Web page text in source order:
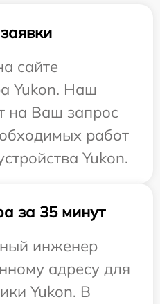
сайте
Yukon. Наш
на Ваш запрос
работ
Yukon.
за 35 минут
инженер
адресу для
Yukon. В